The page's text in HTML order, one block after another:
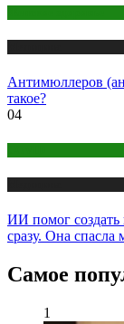
Антимюллеров
такое?
04
ИИ помог создать
сразу. Она
Самое
1